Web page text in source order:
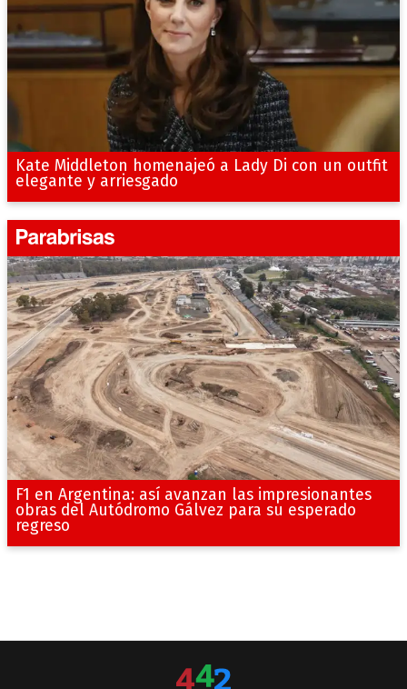
Kate Middleton homenajeó a Lady Di con un outfit
elegante y arriesgado
F1 en Argentina: así avanzan las impresionantes
obras del Autódromo Gálvez para su esperado
regreso